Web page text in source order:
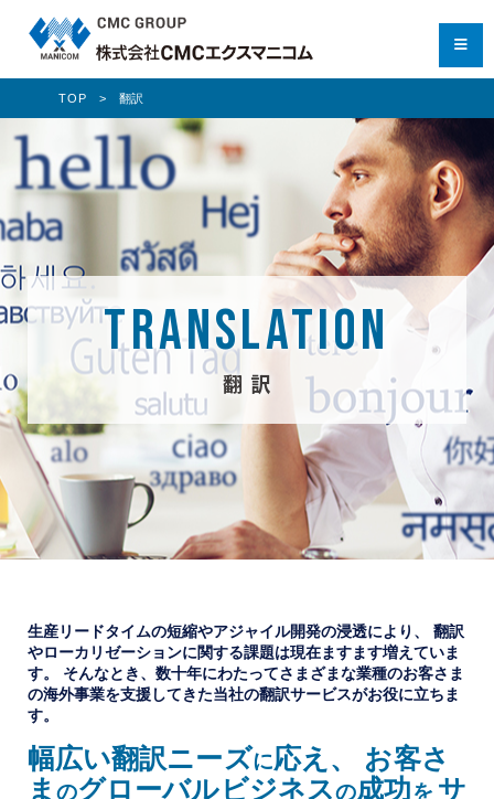
TOP 翻訳
TRANSLATION
翻 訳
生産リードタイムの短縮やアジャイル開発の浸透により、
翻訳
やローカリゼーションに関する課題は現在ますます増えていま
す。
そんなとき、数十年にわたってさまざまな業種のお客さま
の海外事業を支援してきた当社の翻訳サービスがお役に立ちま
す。
幅広い翻訳ニーズに応え、
お客さ
ま のグローバルビジネスの成功を サ